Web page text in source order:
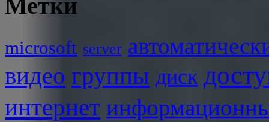
Метки
microsoft server
видео группы диск
интернет